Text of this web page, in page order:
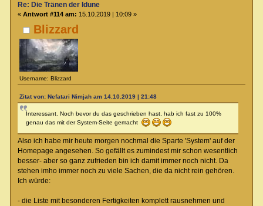
Blizzard
Username: Blizzard
Re: Die Tränen der Idune
« Antwort #114 am: 15.10.2019 | 10:09 »
Zitat von: Nefatari Nimjah am 14.10.2019 | 21:48
Interessant. Noch bevor du das geschrieben hast, hab ich fast zu 100%
genau das mit der System-Seite gemacht
Also ich habe mir heute morgen nochmal die Sparte 'System' auf der
Homepage angesehen. So gefällt es zumindest mir schon wesentlich
besser- aber so ganz zufrieden bin ich damit immer noch nicht. Da
stehen imho immer noch zu viele Sachen, die da nicht rein gehören.
Ich würde:
- die Liste mit besonderen Fertigkeiten komplett rausnehmen und